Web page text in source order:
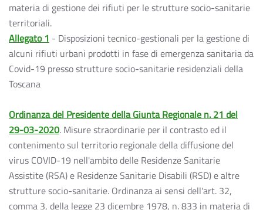
materia di gestione dei rifiuti per le strutture socio-sanitarie
territoriali.
Allegato 1 - Disposizioni tecnico-gestionali per la gestione di
alcuni rifiuti urbani prodotti in fase di emergenza sanitaria da
Covid-19 presso strutture socio-sanitarie residenziali della
Toscana
Ordinanza del Presidente della Giunta Regionale n. 21 del
29-03-2020. Misure straordinarie per il contrasto ed il
contenimento sul territorio regionale della diffusione del
virus COVID-19 nell'ambito delle Residenze Sanitarie
Assistite (RSA) e Residenze Sanitarie Disabili (RSD) e altre
strutture socio-sanitarie. Ordinanza ai sensi dell'art. 32,
comma 3, della legge 23 dicembre 1978, n. 833 in materia di